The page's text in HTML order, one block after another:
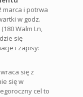
marca i potrwa
w godz.
Walm Ln,
się
i zapisy:
się z
się w
cel to